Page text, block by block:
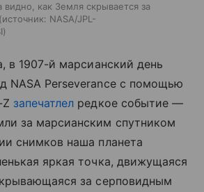
как Земля скрывается за
источник: NASA/JPL-
в 1907-й марсианский день
NASA Perseverance с помощью
запечатлел редкое событие —
за марсианским спутником
снимков наша планета
яркая точка, движущаяся
за серповидным